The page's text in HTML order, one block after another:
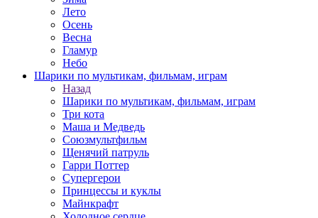
Лето
Осень
Весна
Гламур
Небо
Шарики по мультикам, фильмам, играм
Назад
Шарики по мультикам, фильмам, играм
Три кота
Маша и Медведь
Союзмультфильм
Щенячий патруль
Гарри Поттер
Супергерои
Принцессы и куклы
Майнкрафт